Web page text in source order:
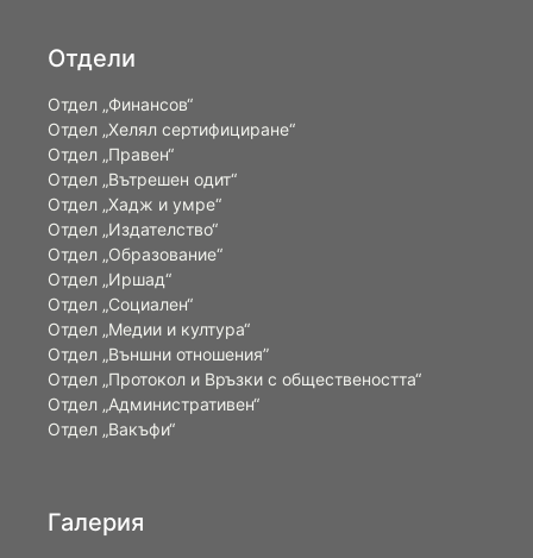
Отдели
Отдел „Финансов“
Отдел „Хелял сертифициране“
Отдел „Правен“
Отдел „Вътрешен одит“
Отдел „Хадж и умре“
Отдел „Издателство“
Отдел „Образование“
Отдел „Иршад“
Отдел „Социален“
Отдел „Медии и култура“
Отдел „Външни отношения”
Oтдел „Протокол и Връзки с обществеността“
Отдел „Административен“
Отдел „Вакъфи“
Галерия